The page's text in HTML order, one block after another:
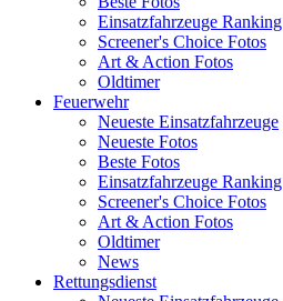
Einsatzfahrzeuge Ranking
Screener's Choice Fotos
Art & Action Fotos
Oldtimer
Feuerwehr
Neueste Einsatzfahrzeuge
Neueste Fotos
Beste Fotos
Einsatzfahrzeuge Ranking
Screener's Choice Fotos
Art & Action Fotos
Oldtimer
News
Rettungsdienst